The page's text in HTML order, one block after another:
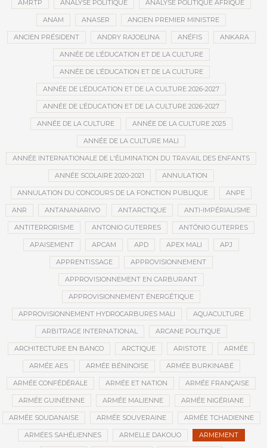
AMRTP ANALYSE POLITIQUE ANALYSE POLITIQUE AFRIQUE
ANAM ANASER ANCIEN PREMIER MINISTRE
ANCIEN PRÉSIDENT ANDRY RAJOELINA ANÉFIS ANKARA
ANNÉE DE L’ÉDUCATION ET DE LA CULTURE
ANNÉE DE L’ÉDUCATION ET DE LA CULTURE
ANNÉE DE L’ÉDUCATION ET DE LA CULTURE 2026-2027
ANNÉE DE L’ÉDUCATION ET DE LA CULTURE 2026-2027
ANNÉE DE LA CULTURE ANNÉE DE LA CULTURE 2025
ANNÉE DE LA CULTURE MALI
ANNÉE INTERNATIONALE DE L'ÉLIMINATION DU TRAVAIL DES ENFANTS
ANNÉE SCOLAIRE 2020-2021 ANNULATION
ANNULATION DU CONCOURS DE LA FONCTION PUBLIQUE ANPE
ANR ANTANANARIVO ANTARCTIQUE ANTI-IMPÉRIALISME
ANTITERRORISME ANTONIO GUTERRES ANTÓNIO GUTERRES
APAISEMENT APCAM APD APEX MALI APJ
APPRENTISSAGE APPROVISIONNEMENT
APPROVISIONNEMENT EN CARBURANT
APPROVISIONNEMENT ÉNERGÉTIQUE
APPROVISIONNEMENT HYDROCARBURES MALI AQUACULTURE
ARBITRAGE INTERNATIONAL ARCANE POLITIQUE
ARCHITECTURE EN BANCO ARCTIQUE ARISTOTE ARMÉE
ARMÉE AES ARMÉE BÉNINOISE ARMÉE BURKINABÉ
ARMÉE CONFÉDÉRALE ARMÉE ET NATION ARMÉE FRANÇAISE
ARMÉE GUINÉENNE ARMÉE MALIENNE ARMÉE NIGÉRIANE
ARMÉE SOUDANAISE ARMÉE SOUVERAINE ARMÉE TCHADIENNE
ARMÉES SAHÉLIENNES ARMELLE DAKOUO ARMEMENT